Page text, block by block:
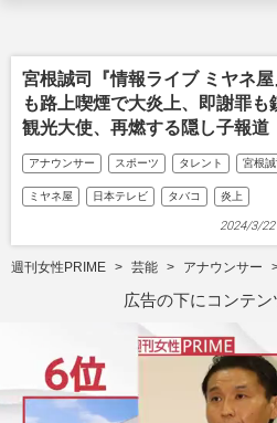
宮根誠司『情報ライブ ミヤネ
も路上喫煙で大炎上、即謝罪
観光大使、再燃する隠し子報道
アナウンサー スポーツ タレント 宮根誠
ミヤネ屋 日本テレビ タバコ 炎上
2024/3/22
週刊女性PRIME 芸能 アナウンサー
広告の下にコンテ